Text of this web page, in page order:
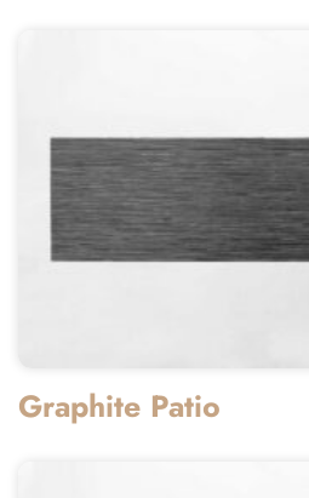
Graphite Patio